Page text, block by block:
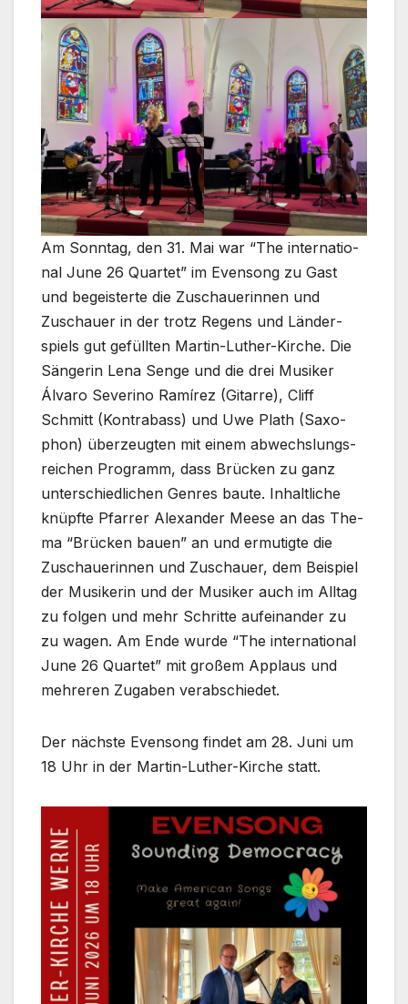
Am Sonn­tag, den 31. Mai war “The inter­na­tio­
nal June 26 Quar­tet” im Even­song zu Gast
und begeis­ter­te die Zuschaue­rin­nen und
Zuschau­er in der trotz Regens und Län­der­
spiels gut gefüll­ten Martin-Luther-Kirche. Die
Sän­ge­rin Lena Sen­ge und die drei Musi­ker
Álva­ro Seve­ri­no Ramí­rez (Gitar­re), Cliff
Schmitt (Kon­tra­bass) und Uwe Plath (Saxo­
phon) über­zeug­ten mit einem abwechs­lungs­
rei­chen Pro­gramm, dass Brü­cken zu ganz
unter­schied­li­chen Gen­res bau­te. Inhalt­li­che
knüpf­te Pfar­rer Alex­an­der Mee­se an das The­
ma “Brü­cken bau­en” an und ermu­tig­te die
Zuschaue­rin­nen und Zuschau­er, dem Bei­spiel
der Musi­ke­rin und der Musi­ker auch im All­tag
zu fol­gen und mehr Schrit­te auf­ein­an­der zu
zu wagen. Am Ende wur­de “The inter­na­tio­nal
June 26 Quar­tet” mit gro­ßem Applaus und
meh­re­ren Zuga­ben ver­ab­schie­det.
Der nächs­te Even­song fin­det am 28. Juni um
18 Uhr in der Martin-Luther-Kirche statt.